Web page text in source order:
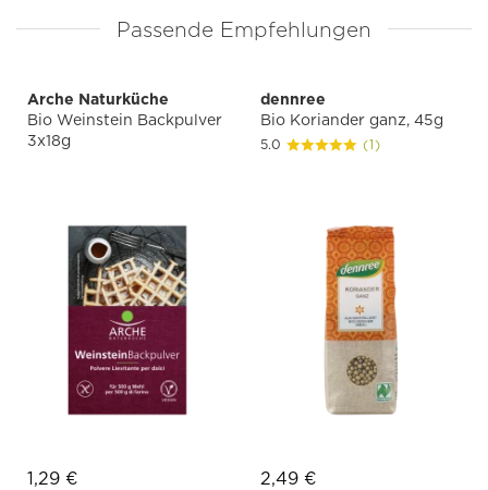
Passende Empfehlungen
Arche Naturküche
Bio Weinstein Backpulver
3x18g
1,29 €
dennree
Bio Koriander ganz, 45g
5.0 (1)
2,49 €